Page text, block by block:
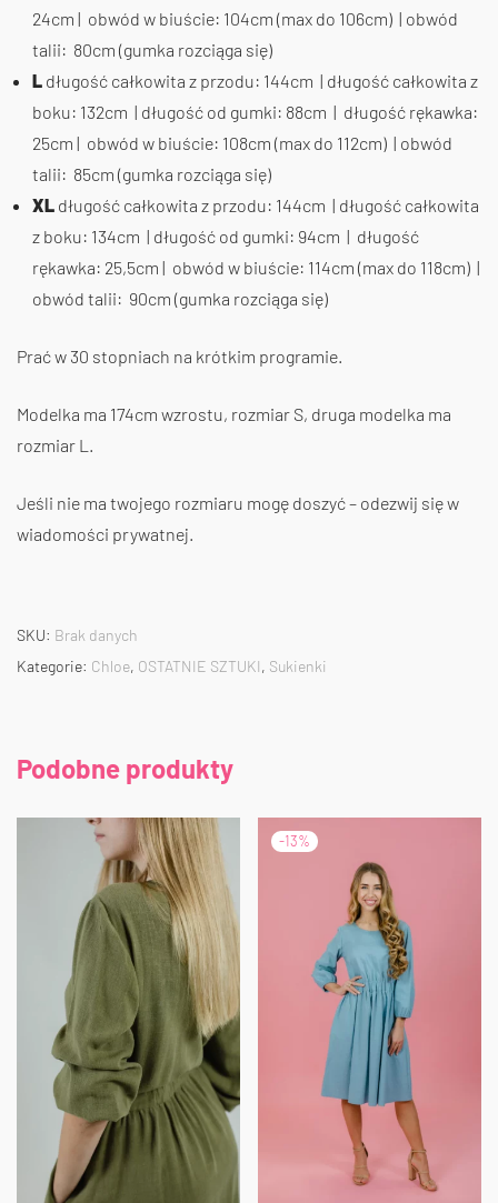
24cm | obwód w biuście: 104cm (max do 106cm) | obwód
talii: 80cm (gumka rozciąga się)
L długość całkowita z przodu: 144cm | długość całkowita z
boku: 132cm | długość od gumki: 88cm | długość rękawka:
25cm | obwód w biuście: 108cm (max do 112cm) | obwód
talii: 85cm (gumka rozciąga się)
XL długość całkowita z przodu: 144cm | długość całkowita
z boku: 134cm | długość od gumki: 94cm | długość
rękawka: 25,5cm | obwód w biuście: 114cm (max do 118cm) |
obwód talii: 90cm (gumka rozciąga się)
Prać w 30 stopniach na krótkim programie.
Modelka ma 174cm wzrostu, rozmiar S, druga modelka ma
rozmiar L.
Jeśli nie ma twojego rozmiaru mogę doszyć – odezwij się w
wiadomości prywatnej.
SKU: Brak danych
Kategorie: Chloe, OSTATNIE SZTUKI, Sukienki
Podobne produkty
-13%